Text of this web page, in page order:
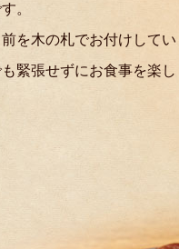
。
を木の札でお付けしてい
緊張せずにお食事を楽し